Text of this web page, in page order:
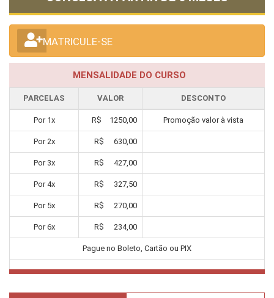
MATRICULE-SE
MENSALIDADE DO CURSO
PARCELAS VALOR DESCONTO
Por 1x R$ 1250,00 Promoção valor à vista
Por 2x R$ 630,00
Por 3x R$ 427,00
Por4x R$ 327,50
Por 5x R$ 270,00
Por6x R$ 234,00
Pague no Boleto, Cartão ou PIX